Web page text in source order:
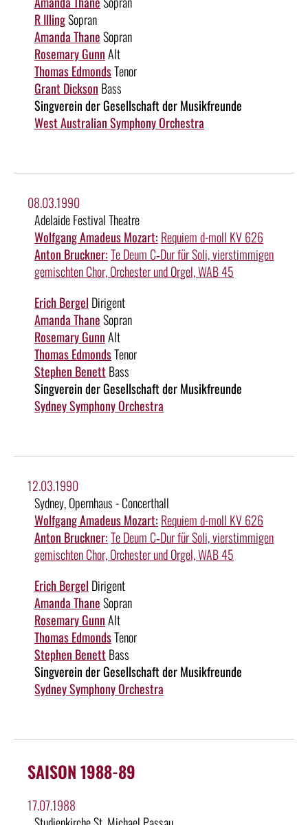
R IllingSopran
Amanda ThaneSopran
Rosemary GunnAlt
Thomas EdmondsTenor
Grant Dickson Bass
Singverein der Gesellschaft der Musikfreunde
West Australian Symphony Orchestra
08.03.1990
Adelaide Festival Theatre
Wolfgang Amadeus Mozart: Requiem d-moll KV 626
Anton Bruckner:Te Deum C‑Dur für Soli, vierstimmigen
gemischten Chor, Orchester und Orgel, WAB 45
Erich Bergel Dirigent
Amanda ThaneSopran
Rosemary GunnAlt
Thomas EdmondsTenor
Stephen Benett Bass
Singverein der Gesellschaft der Musikfreunde
Sydney Symphony Orchestra
12.03.1990
Sydney, Opernhaus - Concerthall
Wolfgang Amadeus Mozart: Requiem d-moll KV 626
Anton Bruckner:Te Deum C‑Dur für Soli, vierstimmigen
gemischten Chor, Orchester und Orgel, WAB 45
Erich Bergel Dirigent
Amanda ThaneSopran
Rosemary GunnAlt
Thomas EdmondsTenor
Stephen Benett Bass
Singverein der Gesellschaft der Musikfreunde
Sydney Symphony Orchestra
SAISON 1988-89
17.07.1988